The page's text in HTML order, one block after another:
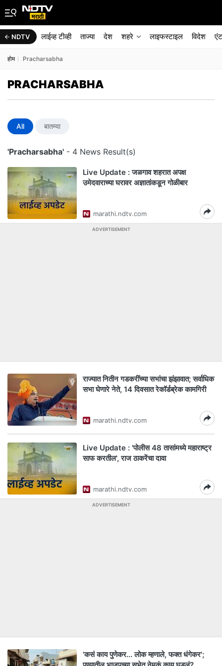
NDTV लाईव्ह टीव्ही ताज्या देश शहरे लाइफस्टाइल विदेश
होम Pracharsabha
PRACHARSABHA
All बातम्या
'Pracharsabha' - 4 News Result(s)
Live Update : जळगाव शहरात अपक्ष
उमेदवाराच्या घरावर अज्ञातांकडून गोळीबार
marathi.ndtv.com
ADVERTISEMENT
राज्यात नितीन गडकरींच्या सभांचा झंझावात; सर्वाधिक
सभा घेणारे नेते, 14 दिवसात रेकॉर्डब्रेक कामगिरी
marathi.ndtv.com
Live Update : 'पोलीस 48 तासांमध्ये महाराष्ट्र
साफ करतील', राज ठाकरेंचा दावा
marathi.ndtv.com
ADVERTISEMENT
'कसं काय पुणेकर... लोक म्हणाले, फक्त धंगेकर';